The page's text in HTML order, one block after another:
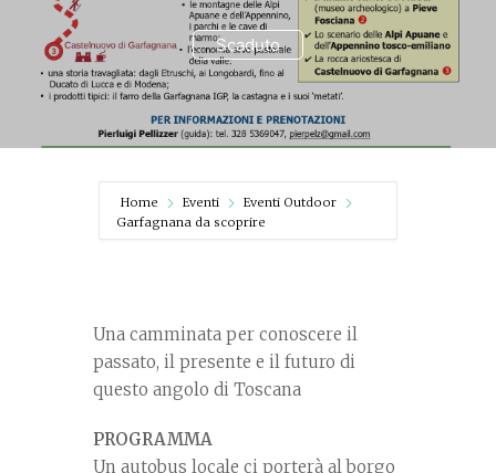
Scaduto
Home Eventi
Eventi Outdoor
Garfagnana da scoprire
Una camminata per conoscere il
passato, il presente e il futuro di
questo angolo di Toscana
PROGRAMMA
Un autobus locale ci porterà al borgo